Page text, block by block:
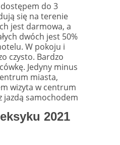
do 3
się na terenie
jest darmowa, a
dwóch jest 50%
W pokoju i
czysto. Bardzo
Jedyny minus
miasta,
wizyta w centrum
jazdą samochodem
2021